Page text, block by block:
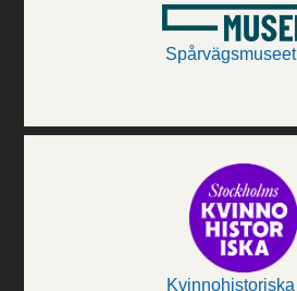
Spårvägsmuseet
Kvinnohistoriska